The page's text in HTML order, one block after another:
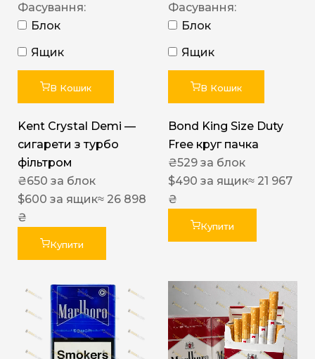
Фасування:
Блок
Ящик
В Кошик
Kent Crystal Demi —
сигарети з турбо
фільтром
₴650 за блок
$600 за ящик≈ 26 898
₴
Купити
Фасування:
Блок
Ящик
В Кошик
Bond King Size Duty
Free круг пачка
₴529 за блок
$490 за ящик≈ 21 967
₴
Купити